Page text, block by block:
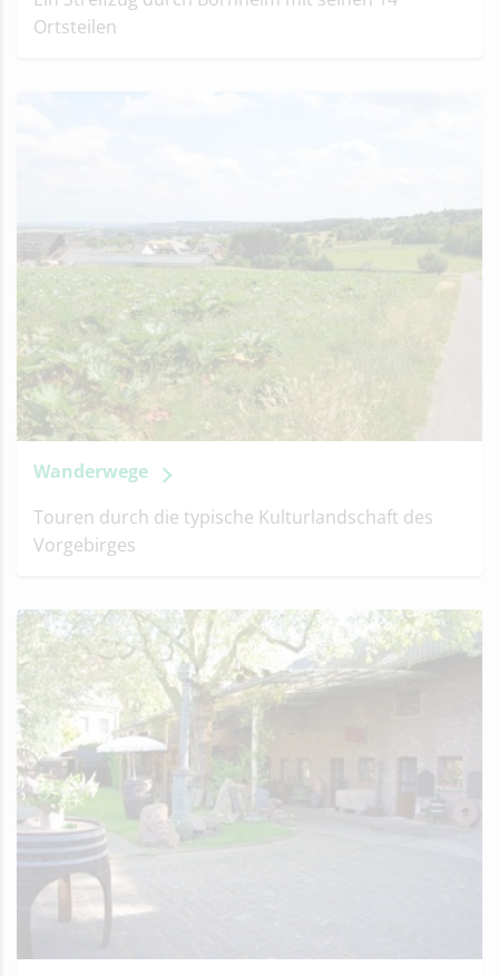
Ortsteilen
Wanderwege
Touren durch die typische Kulturlandschaft des
Vorgebirges